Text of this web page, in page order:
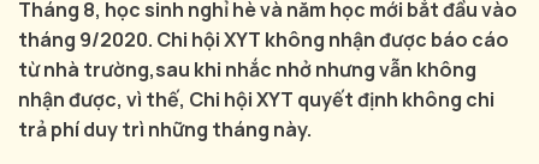
Tháng 8, học sinh nghỉ hè và năm học mới bắt đầu vào
tháng 9/2020. Chi hội XYT không nhận được báo cáo
từ nhà trường,sau khi nhắc nhở nhưng vẫn không
nhận được, vì thế, Chi hội XYT quyết định không chi
trả phí duy trì những tháng này.